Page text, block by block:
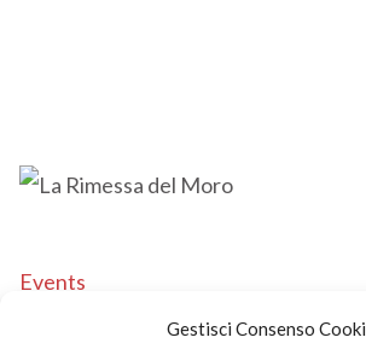
Gestisci Consenso
Events
Copyright © 2021 SushiFushi. All Rights